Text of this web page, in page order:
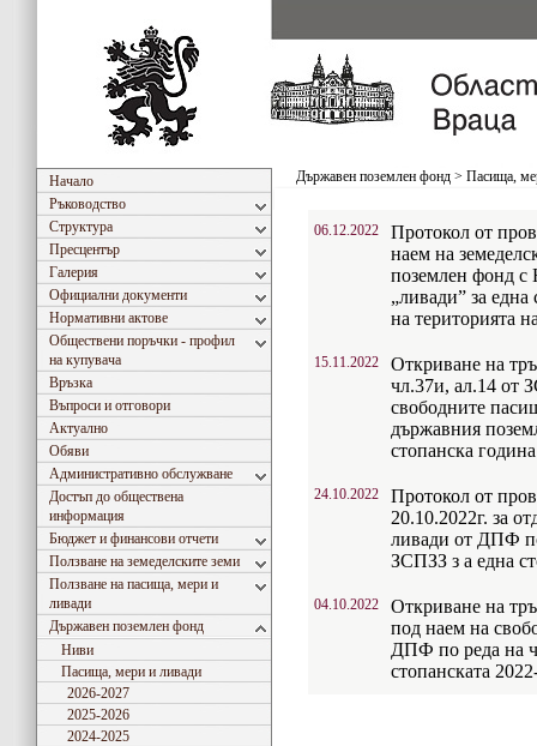
Начало
Ръководство
Структура
Пресцентър
Галерия
Официални документи
Нормативни актове
Обществени поръчки - профил
на купувача
Връзка
Въпроси и отговори
Актуално
Обяви
Административно обслужване
Достъп до обществена
информация
Бюджет и финансови отчети
Ползване на земеделските земи
Ползване на пасища, мери и
ливади
Държавен поземлен фонд
Ниви
Пасища, мери и ливади
2026-2027
2025-2026
2024-2025
Държавен поземлен фонд > Пасища,
06.12.2022
Протокол от
наем на
поземлен фонд
„ливади” за
на територията
15.11.2022
Откриване на
чл.37и, ал.14 от
свободните
държавния
стопанска
24.10.2022
Протокол от
20.10.2022г. за
ливади от ДПФ
ЗСПЗЗ з а една
04.10.2022
Откриване на
под наем на
ДПФ по реда на
стопанската